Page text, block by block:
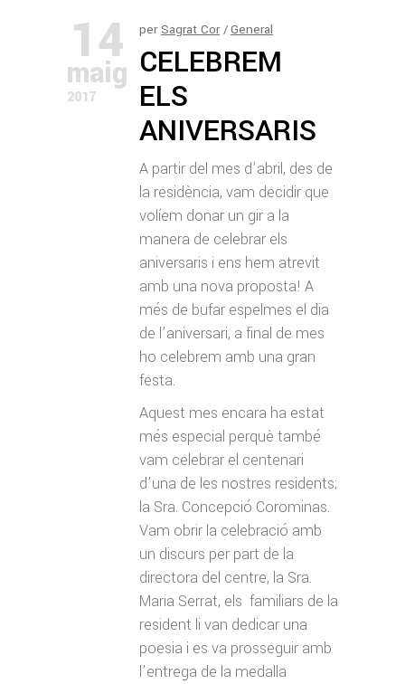
14
maig
2017
perSagrat Cor General
CELEBREM
ELS
ANIVERSARIS
A partir del mes d’abril, des de
la residència, vam decidir que
volíem donar un gir a la
manera de celebrar els
aniversaris i ens hem atrevit
amb una nova proposta! A
més de bufar espelmes el dia
de l’aniversari, a final de mes
ho celebrem amb una gran
festa.
Aquest mes encara ha estat
més especial perquè també
vam celebrar el centenari
d’una de les nostres residents;
la Sra. Concepció Corominas.
Vam obrir la celebració amb
un discurs per part de la
directora del centre, la Sra.
Maria Serrat, els familiars de la
resident li van dedicar una
poesia i es va prosseguir amb
l’entrega de la medalla